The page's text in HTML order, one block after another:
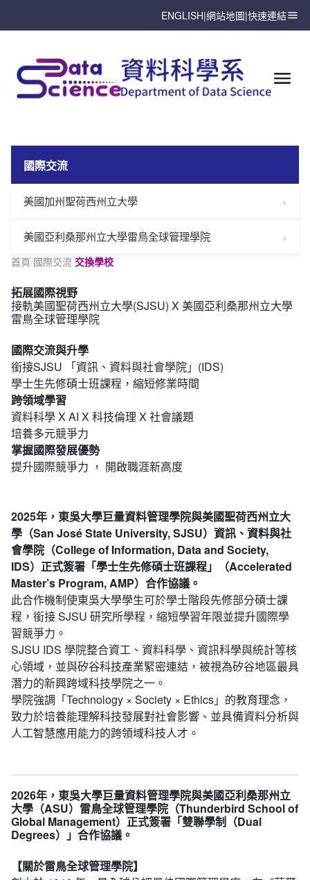
ENGLISH|網站地圖|快速連結
國際交流
美國加州聖荷西州立大學
美國亞利桑那州立大學雷鳥全球管理學院
首頁/國際交流/交換學校
拓展國際視野
接軌美國聖荷西州立大學(SJSU) X 美國亞利桑那州立大學
雷鳥全球管理學院
國際交流與升學
銜接SJSU 「資訊、資料與社會學院」(IDS)
學士生先修碩士班課程，縮短修業時間
跨領域學習
資料科學 X AI X 科技倫理 X 社會議題
培養多元競爭力
掌握國際發展優勢
提升國際競爭力 ， 開啟職涯新高度
2025年，東吳大學巨量資料管理學院與美國聖荷西州立大
學（San José State University, SJSU）資訊、資料與社
會學院（College of Information, Data and Society,
IDS）正式簽署「學士生先修碩士班課程」（Accelerated
Master’s Program, AMP）合作協議。
此合作機制使東吳大學學生可於學士階段先修部分碩士課
程，銜接 SJSU 研究所學程，縮短學習年限並提升國際學
習競爭力。
SJSU IDS 學院整合資工、資料科學、資訊科學與統計等核
心領域，並與矽谷科技產業緊密連結，被視為矽谷地區最具
潛力的新興跨域科技學院之一。
學院強調「Technology × Society × Ethics」的教育理念，
致力於培養能理解科技發展對社會影響、並具備資料分析與
人工智慧應用能力的跨領域科技人才。
2026年，東吳大學巨量資料管理學院與美國亞利桑那州立
大學（ASU）雷鳥全球管理學院（Thunderbird School of
Global Management）正式簽署「雙聯學制（Dual
Degrees）」合作協議。
【關於雷鳥全球管理學院】